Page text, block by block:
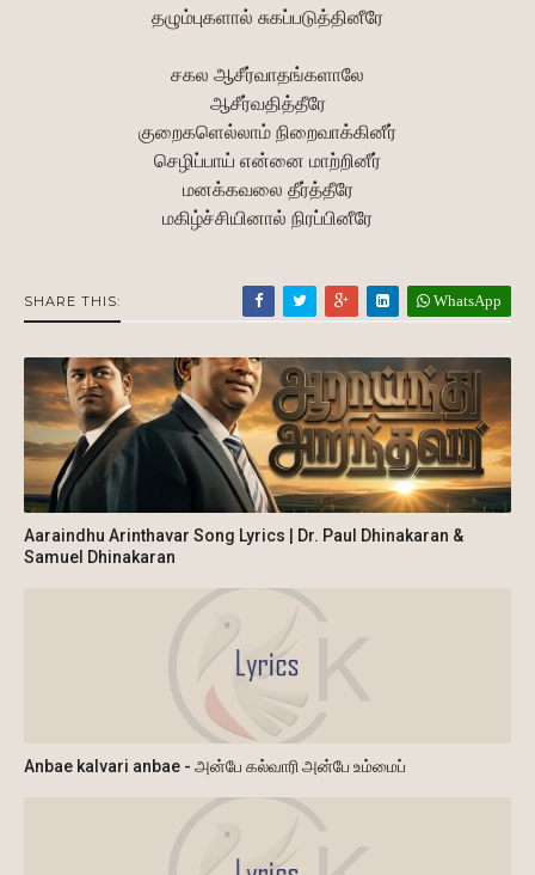
தழும்புகளால் சுகப்படுத்தினீரே
சகல ஆசீர்வாதங்களாலே
ஆசீர்வதித்தீரே
குறைகளெல்லாம் நிறைவாக்கினீர்
செழிப்பாய் என்னை மாற்றினீர்
மனக்கவலை தீர்த்தீரே
மகிழ்ச்சியினால் நிரப்பினீரே
SHARE THIS: WhatsApp
Aaraindhu Arinthavar Song Lyrics | Dr. Paul Dhinakaran &
Samuel Dhinakaran
Anbae kalvari anbae - அன்பே கல்வாரி அன்பே உம்மைப்